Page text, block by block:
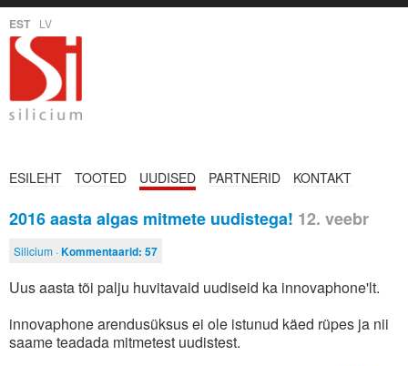
EST LV
ESILEHT TOOTED UUDISED PARTNERID KONTAKT
2016 aasta algas mitmete uudistega! 12. veebr
Silicium ·Kommentaarid: 57
Uus aasta tõi palju huvitavaid uudiseid ka innovaphone'lt.
innovaphone arendusüksus ei ole istunud käed rüpes ja nii
saame teadada mitmetest uudistest.